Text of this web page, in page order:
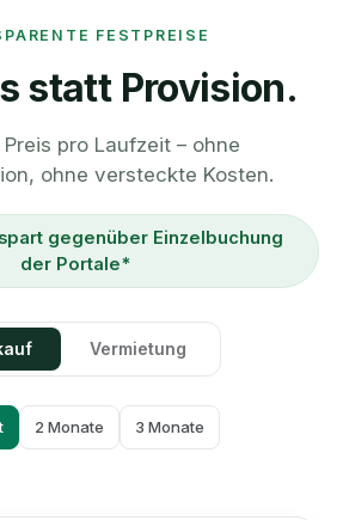
FESTPREISE
statt Provision.
pro Laufzeit – ohne
ohne versteckte Kosten.
gegenüber Einzelbuchung
der Portale*
Vermietung
2 Monate 3 Monate